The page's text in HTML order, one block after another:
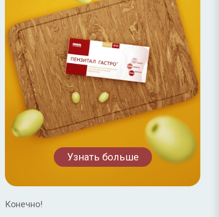
Узнать больше
Конечно!